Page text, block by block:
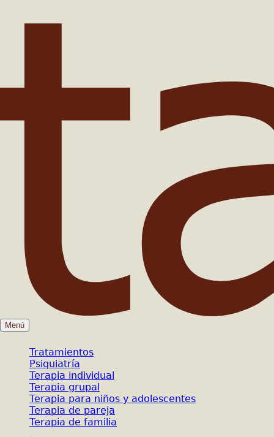
Menú
Tratamientos
Psiquiatría
Terapia individual
Terapia grupal
Terapia para niños y adolescentes
Terapia de pareja
Terapia de familia